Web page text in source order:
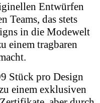
Entwürfen
Teams, das stets
in die Modewelt
einem tragbaren
Stück pro Design
einem exklusiven